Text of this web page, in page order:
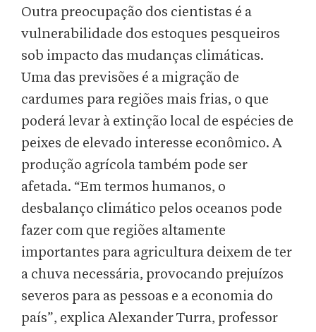
Outra preocupação dos cientistas é a
vulnerabilidade dos estoques pesqueiros
sob impacto das mudanças climáticas.
Uma das previsões é a migração de
cardumes para regiões mais frias, o que
poderá levar à extinção local de espécies de
peixes de elevado interesse econômico. A
produção agrícola também pode ser
afetada. “Em termos humanos, o
desbalanço climático pelos oceanos pode
fazer com que regiões altamente
importantes para agricultura deixem de ter
a chuva necessária, provocando prejuízos
severos para as pessoas e a economia do
país”, explica Alexander Turra, professor